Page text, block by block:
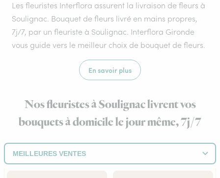
Les fleuristes Interflora assurent la livraison de fleurs à
Soulignac. Bouquet de fleurs livré en mains propres,
7j/7, par un fleuriste à Soulignac. Interflora Gironde
vous guide vers le meilleur choix de bouquet de fleurs.
En savoir plus
Nos fleuristes à Soulignac livrent vos
bouquets à domicile le jour même, 7j/7